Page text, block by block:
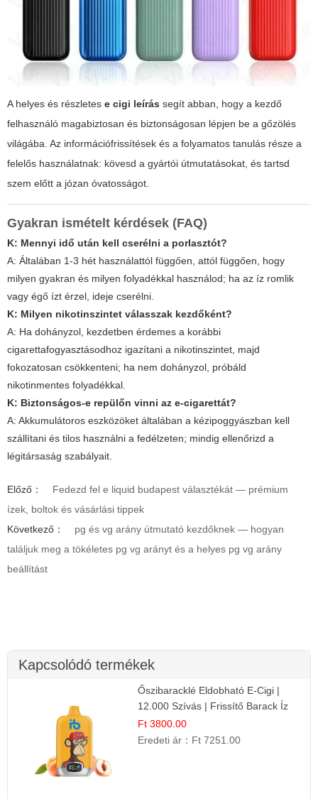
A helyes és részletes e cigi leírás segít abban, hogy a kezdő
felhasználó magabiztosan és biztonságosan lépjen be a gőzölés
világába. Az információfrissítések és a folyamatos tanulás része a
felelős használatnak: kövesd a gyártói útmutatásokat, és tartsd
szem előtt a józan óvatosságot.
Gyakran ismételt kérdések (FAQ)
K: Mennyi idő után kell cserélni a porlasztót?
A: Általában 1-3 hét használattól függően, attól függően, hogy
milyen gyakran és milyen folyadékkal használod; ha az íz romlik
vagy égő ízt érzel, ideje cserélni.
K: Milyen nikotinszintet válasszak kezdőként?
A: Ha dohányzol, kezdetben érdemes a korábbi
cigarettafogyasztásodhoz igazítani a nikotinszintet, majd
fokozatosan csökkenteni; ha nem dohányzol, próbáld
nikotinmentes folyadékkal.
K: Biztonságos-e repülőn vinni az e-cigarettát?
A: Akkumulátoros eszközöket általában a kézipoggyászban kell
szállítani és tilos használni a fedélzeten; mindig ellenőrizd a
légitársaság szabályait.
Előző：
Fedezd fel e liquid budapest választékát — prémium
ízek, boltok és vásárlási tippek
Következő：
pg és vg arány útmutató kezdőknek — hogyan
találjuk meg a tökéletes pg vg arányt és a helyes pg vg arány
beállítást
Kapcsolódó termékek
Őszibaracklé Eldobható E-Cigi |
12.000 Szívás | Frissítő Barack Íz
Ft 3800.00
Eredeti ár： Ft 7251.00